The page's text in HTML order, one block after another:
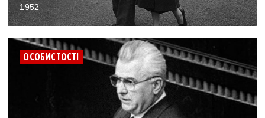
1952
ОСОБИСТОСТІ